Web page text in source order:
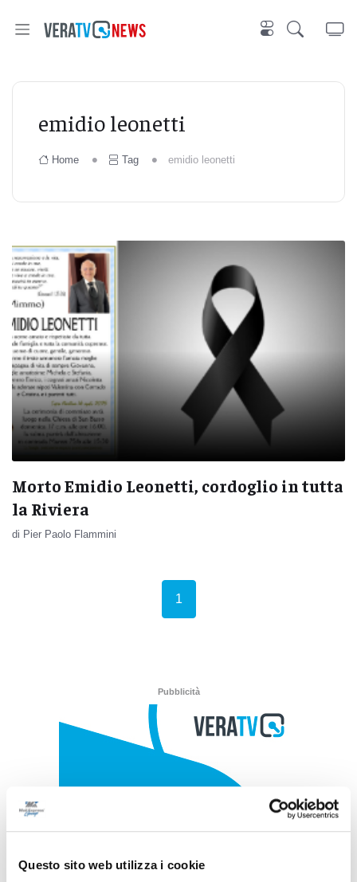
Questo sito web utilizza i cookie
emidio leonetti
Home Tag emidio leonetti
Morto Emidio Leonetti, cordoglio in tutta
la Riviera
di Pier Paolo Flammini
1
Pubblicità